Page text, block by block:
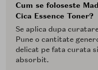
Cum se foloseste
Cica Essence Toner?
Se aplica dupa
Pune o cantitate
delicat pe fata curata
absorbit.